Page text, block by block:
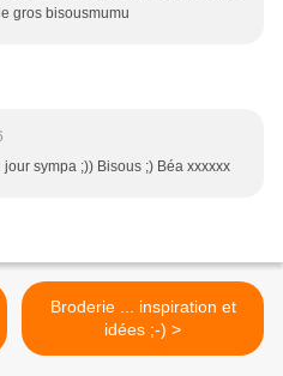
gros bisousmumu
jour sympa ;)) Bisous ;) Béa xxxxxx
Broderie ... inspiration et
idées ;-) >